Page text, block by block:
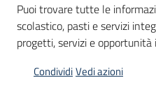
Informazioni
locali
Puoi trovare tutte le
scolastico, pasti e servizi
progetti, servizi e
CondividiVedi azioni